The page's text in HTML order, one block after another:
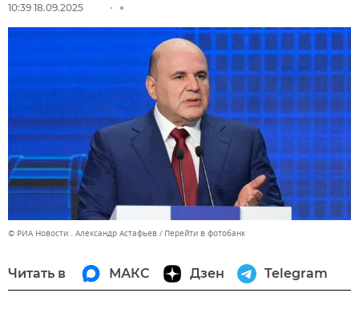
10:39 18.09.2025
© РИА Новости . Александр Астафьев Перейти в фотобанк
Читать в МАКС Дзен Telegram